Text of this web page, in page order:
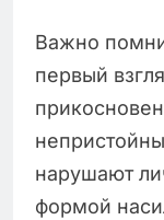
Важно
первый
нарушают
формой